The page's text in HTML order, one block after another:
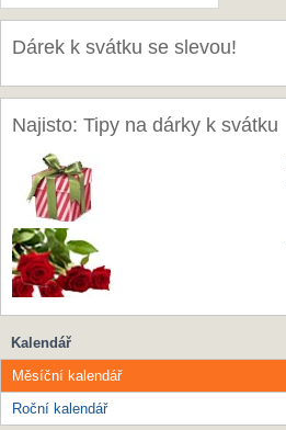
Dárek k svátku se slevou!
Najisto: Tipy na dárky k svátku
Kalendář
Měsíční kalendář
Roční kalendář